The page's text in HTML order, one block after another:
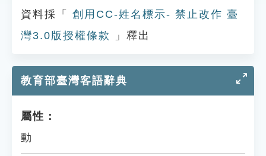
資料採「
創用CC-姓名標示- 禁止改作 臺
灣3.0版授權條款
」釋出
教育部臺灣客語辭典
屬性：
動